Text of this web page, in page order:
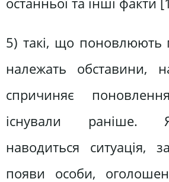
5) такі, що поновлюють
належать обставини,
спричиняє
існували раніше.
наводиться ситуація,
появи особи,